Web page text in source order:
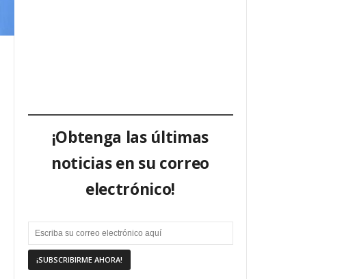
¡Obtenga las últimas
noticias en su correo
electrónico!